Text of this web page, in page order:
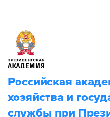
Российская
хозяйства и
службы при